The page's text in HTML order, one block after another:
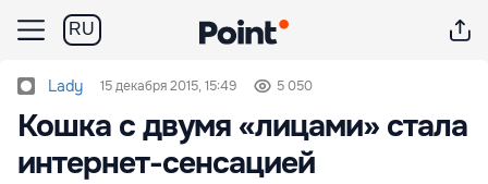
RU
Lady 15 декабря 2015, 15:49 5 050
Кошка с двумя «лицами» стала
интернет-сенсацией